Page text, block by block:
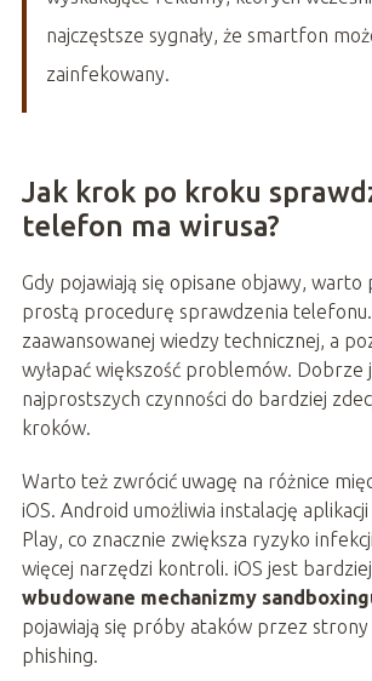
najczęstsze sygnały, że smartfon
zainfekowany.
Jak krok po kroku
telefon ma wirusa?
Gdy pojawiają się opisane objawy,
prostą procedurę sprawdzenia
zaawansowanej wiedzy technicznej, a
wyłapać większość problemów. Dobrze
najprostszych czynności do bardziej
kroków.
Warto też zwrócić uwagę na różnice
iOS. Android umożliwia instalację
Play, co znacznie zwiększa ryzyko
więcej narzędzi kontroli. iOS jest
wbudowane mechanizmy
pojawiają się próby ataków przez strony
phishing.